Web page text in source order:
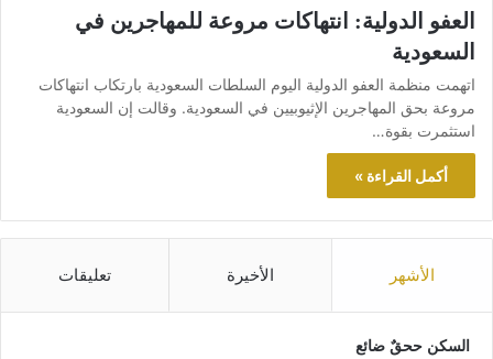
العفو الدولية: انتهاكات مروعة للمهاجرين في
السعودية
اتهمت منظمة العفو الدولية اليوم السلطات السعودية بارتكاب انتهاكات
مروعة بحق المهاجرين الإثيوبيين في السعودية. وقالت إن السعودية
استثمرت بقوة…
أكمل القراءة »
الأشهر الأخيرة تعليقات
السكن ححقٌ ضائع